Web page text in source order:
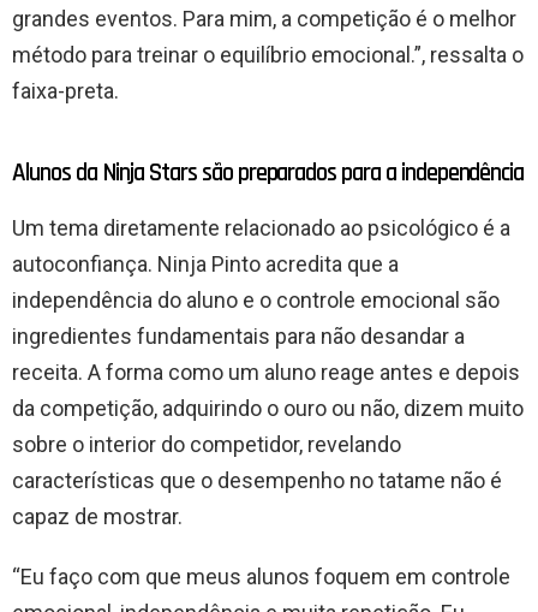
grandes eventos. Para mim, a competição é o melhor
método para treinar o equilíbrio emocional.”, ressalta o
faixa-preta.
Alunos da Ninja Stars são preparados para a independência
Um tema diretamente relacionado ao psicológico é a
autoconfiança. Ninja Pinto acredita que a
independência do aluno e o controle emocional são
ingredientes fundamentais para não desandar a
receita. A forma como um aluno reage antes e depois
da competição, adquirindo o ouro ou não, dizem muito
sobre o interior do competidor, revelando
características que o desempenho no tatame não é
capaz de mostrar.
“Eu faço com que meus alunos foquem em controle